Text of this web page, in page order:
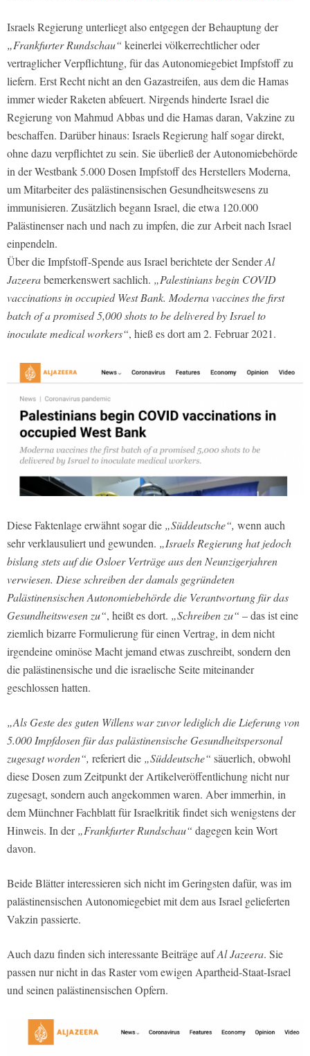
Israels Regierung unterliegt also entgegen der Behauptung der
„Frankfurter Rundschau“ keinerlei völkerrechtlicher oder
vertraglicher Verpflichtung, für das Autonomiegebiet Impfstoff zu
liefern. Erst Recht nicht an den Gazastreifen, aus dem die Hamas
immer wieder Raketen abfeuert. Nirgends hinderte Israel die
Regierung von Mahmud Abbas und die Hamas daran, Vakzine zu
beschaffen. Darüber hinaus: Israels Regierung half sogar direkt,
ohne dazu verpflichtet zu sein. Sie überließ der Autonomiebehörde
in der Westbank 5.000 Dosen Impfstoff des Herstellers Moderna,
um Mitarbeiter des palästinensischen Gesundheitswesens zu
immunisieren. Zusätzlich begann Israel, die etwa 120.000
Palästinenser nach und nach zu impfen, die zur Arbeit nach Israel
einpendeln.
Über die Impfstoff-Spende aus Israel berichtete der SenderAl
Jazeerabemerkenswert sachlich. „Palestinians begin COVID
vaccinations in occupied West Bank. Moderna vaccines the first
batch of a promised 5,000 shots to be delivered by Israel to
inoculate medical workers“, hieß es dort am 2. Februar 2021.
Diese Faktenlage erwähnt sogar die „Süddeutsche“, wenn auch
sehr verklausuliert und gewunden. „Israels Regierung hat jedoch
bislang stets auf die Osloer Verträge aus den Neunzigerjahren
verwiesen. Diese schreiben der damals gegründeten
Palästinensischen Autonomiebehörde die Verantwortung für das
Gesundheitswesen zu“, heißt es dort. „Schreiben zu“ – das ist eine
ziemlich bizarre Formulierung für einen Vertrag, in dem nicht
irgendeine ominöse Macht jemand etwas zuschreibt, sondern den
die palästinensische und die israelische Seite miteinander
geschlossen hatten.
„Als Geste des guten Willens war zuvor lediglich die Lieferung von
5.000 Impfdosen für das palästinensische Gesundheitspersonal
zugesagt worden“, referiert die „Süddeutsche“ säuerlich, obwohl
diese Dosen zum Zeitpunkt der Artikelveröffentlichung nicht nur
zugesagt, sondern auch angekommen waren. Aber immerhin, in
dem Münchner Fachblatt für Israelkritik findet sich wenigstens der
Hinweis. In der„Frankfurter Rundschau“ dagegen kein Wort
davon.
Beide Blätter interessieren sich nicht im Geringsten dafür, was im
palästinensischen Autonomiegebiet mit dem aus Israel gelieferten
Vakzin passierte.
Auch dazu finden sich interessante Beiträge aufAl Jazeera. Sie
passen nur nicht in das Raster vom ewigen Apartheid-Staat-Israel
und seinen palästinensischen Opfern.